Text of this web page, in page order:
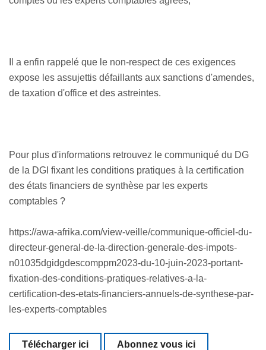
Il a enfin rappelé que le non-respect de ces exigences
expose les assujettis défaillants aux sanctions d'amendes,
de taxation d'office et des astreintes.
Pour plus d'informations retrouvez le communiqué du DG
de la DGI fixant les conditions pratiques à la certification
des états financiers de synthèse par les experts
comptables ?
https://awa-afrika.com/view-veille/communique-officiel-du-
directeur-general-de-la-direction-generale-des-impots-
n01035dgidgdescomppm2023-du-10-juin-2023-portant-
fixation-des-conditions-pratiques-relatives-a-la-
certification-des-etats-financiers-annuels-de-synthese-par-
les-experts-comptables
Télécharger ici Abonnez vous ici